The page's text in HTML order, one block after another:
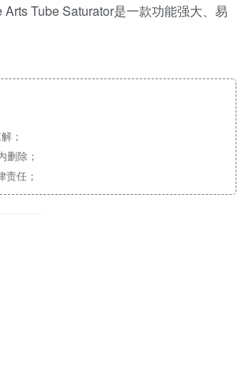
Tube Saturator是一款功能强大、易
；
删除；
任；